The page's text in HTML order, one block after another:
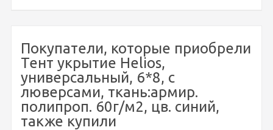
Покупатели, которые приобрели
Тент укрытие Helios,
универсальный, 6*8, с
люверсами, ткань:армир.
полипроп. 60г/м2, цв. синий,
также купили